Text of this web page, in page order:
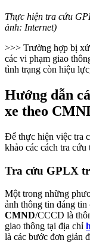
Thực hiện tra cứu
ảnh: Internet)
>>> Trường hợp bị
các vi phạm giao
tình trạng còn hiệu
Hướng dẫn
xe theo
Để thực hiện việc tra
khảo các cách tra
Tra cứu GPLX
Một trong những
ảnh thông tin đáng tin
CMND/CCCD là
giao thông tại địa chỉ
là các bước đơn giản